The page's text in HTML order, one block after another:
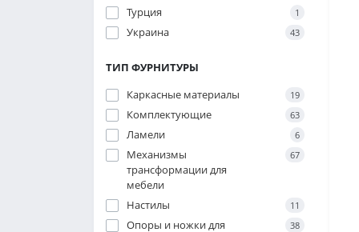
Турция 1
Украина 43
ТИП ФУРНИТУРЫ
Каркасные материалы
19
Комплектующие 63
Ламели 6
Механизмы
трансформации для
мебели
67
Настилы 11
Опоры и ножки для
38